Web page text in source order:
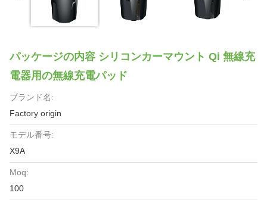
パッケージの内容 シリコンカーマウント Qi 無線充
電器用の無線充電パッド
ブランド名:
Factory origin
モデル番号:
X9A
Moq:
100